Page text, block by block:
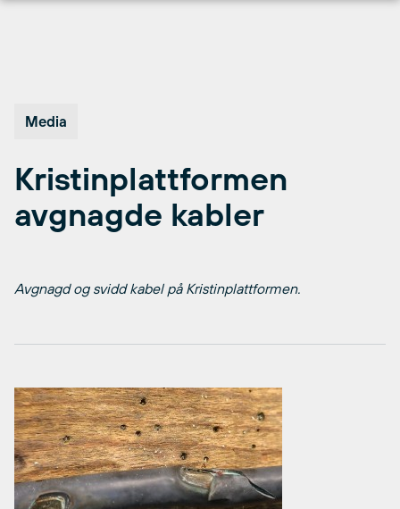
Media
Kristinplattformen
avgnagde kabler
Avgnagd og svidd kabel på Kristinplattformen.